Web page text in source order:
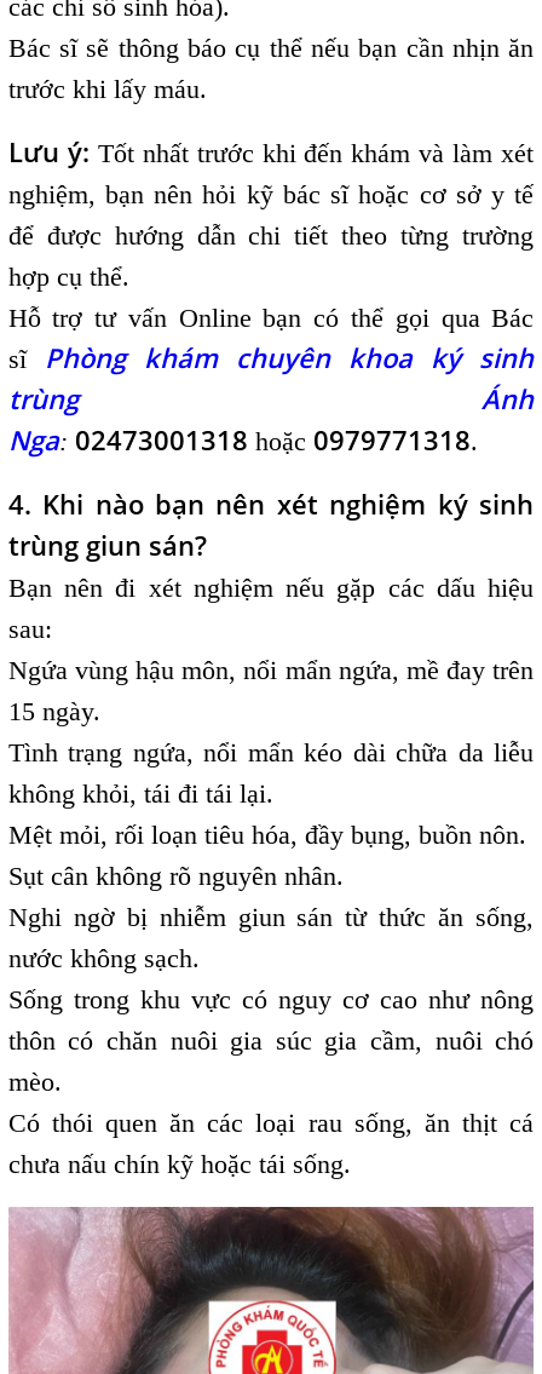
các chỉ số sinh hóa).
Bác sĩ sẽ thông báo cụ thể nếu bạn cần nhịn ăn
trước khi lấy máu.
Lưu ý: Tốt nhất trước khi đến khám và làm xét
nghiệm, bạn nên hỏi kỹ bác sĩ hoặc cơ sở y tế
để được hướng dẫn chi tiết theo từng trường
hợp cụ thể.
Hỗ trợ tư vấn Online bạn có thể gọi qua Bác
sĩ
Phòng khám chuyên khoa ký sinh
trùng Ánh
Nga: 02473001318 hoặc 0979771318.
4. Khi nào bạn nên xét nghiệm ký sinh
trùng giun sán?
Bạn nên đi xét nghiệm nếu gặp các dấu hiệu
sau:
Ngứa vùng hậu môn, nổi mẩn ngứa, mề đay trên
15 ngày.
Tình trạng ngứa, nổi mẩn kéo dài chữa da liễu
không khỏi, tái đi tái lại.
Mệt mỏi, rối loạn tiêu hóa, đầy bụng, buồn nôn.
Sụt cân không rõ nguyên nhân.
Nghi ngờ bị nhiễm giun sán từ thức ăn sống,
nước không sạch.
Sống trong khu vực có nguy cơ cao như nông
thôn có chăn nuôi gia súc gia cầm, nuôi chó
mèo.
Có thói quen ăn các loại rau sống, ăn thịt cá
chưa nấu chín kỹ hoặc tái sống.